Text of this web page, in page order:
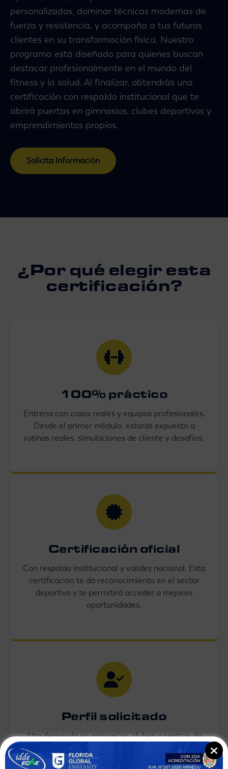
personalizados, dominar técnicas modernas de
fuerza y resistencia, y acompaña a tus futuros
clientes en su transformación física. Nuestro
programa está diseñado para quienes buscan
destacar profesionalmente en el mundo del
fitness y la salud. Al finalizar, obtendrás una
certificación con respaldo institucional que te
abrirá puertas en gimnasios, clubes deportivos y
emprendimientos propios.
Solicita Información
¿Por qué elegir esta
certificación?
100% práctico
Entrena con casos reales y equipos profesionales.
Desde el primer módulo, estarás expuesto a
rutinas reales, simulaciones de cliente y desafíos.
Certificación oficial
Con respaldo institucional y validez nacional. Esta
certificación te da reconocimiento en el sector
deportivo y te permitirá acceder a mejores
oportunidades.
Perfil solicitado
Alta demanda en gimnasios, clubes y centros de
salud. El mercado busca profesionales
preparados, capaces de crear planes efectivos y